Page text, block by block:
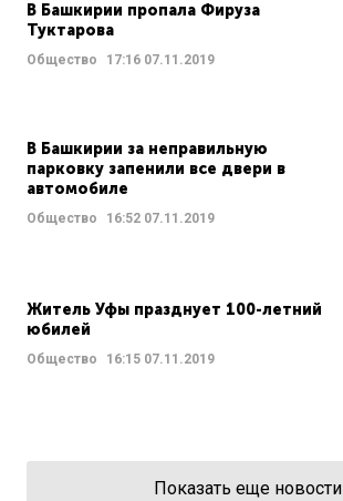
В Башкирии пропала Фируза
Туктарова
Общество 17:16 07.11.2019
В Башкирии за неправильную
парковку запенили все двери в
автомобиле
Общество 16:52 07.11.2019
Житель Уфы празднует 100-летний
юбилей
Общество 16:15 07.11.2019
Показать еще новости